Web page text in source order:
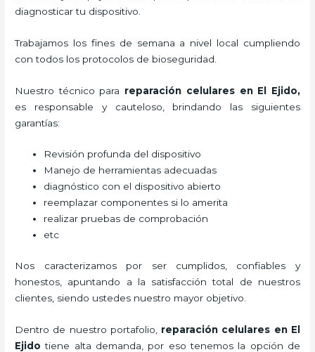
diagnosticar tu dispositivo.
Trabajamos los fines de semana a nivel local cumpliendo
con todos los protocolos de bioseguridad.
Nuestro técnico para reparación celulares en El Ejido,
es responsable y cauteloso, brindando las siguientes
garantías:
Revisión profunda del dispositivo
Manejo de herramientas adecuadas
diagnóstico con el dispositivo abierto
reemplazar componentes si lo amerita
realizar pruebas de comprobación
etc
Nos caracterizamos por ser cumplidos, confiables y
honestos, apuntando a la satisfacción total de nuestros
clientes, siendo ustedes nuestro mayor objetivo.
Dentro de nuestro portafolio, reparación celulares en El
Ejido tiene alta demanda, por eso tenemos la opción de